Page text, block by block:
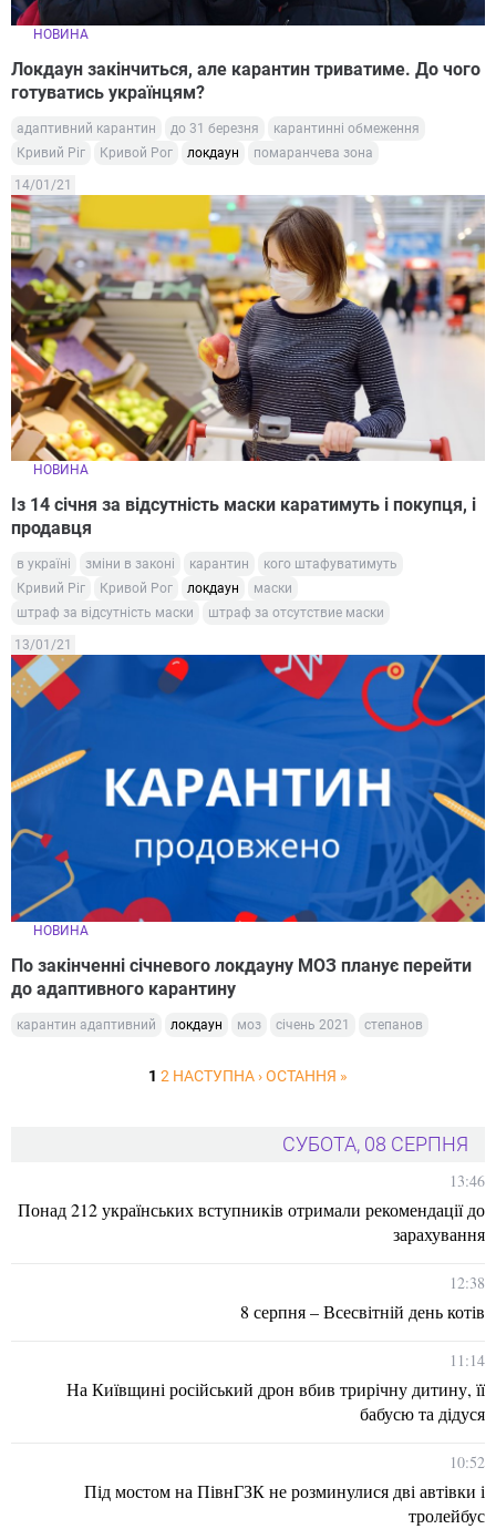
НОВИНА
Локдаун закінчиться, але карантин триватиме. До чого
готуватись українцям?
адаптивний карантин до 31 березня
карантинні обмеження
Кривий Ріг
Кривой Рог локдаун помаранчева зона
14/01/21
НОВИНА
Із 14 січня за відсутність маски каратимуть і покупця, і
продавця
в україні зміни в законі карантин
кого штафуватимуть
Кривий Ріг
Кривой Рог локдаун
маски
штраф за відсутність маски
штраф за отсутствие маски
13/01/21
НОВИНА
По закінченні січневого локдауну МОЗ планує перейти
до адаптивного карантину
карантин адаптивний локдаун моз січень 2021 степанов
1 2 НАСТУПНА ›ОСТАННЯ »
СУБОТА, 08 СЕРПНЯ
13:46
Понад 212 українських вступників отримали рекомендації до
зарахування
12:38
8 серпня – Всесвітній день котів
11:14
На Київщині російський дрон вбив трирічну дитину, її
бабусю та дідуся
10:52
Під мостом на ПівнГЗК не розминулися дві автівки і
тролейбус